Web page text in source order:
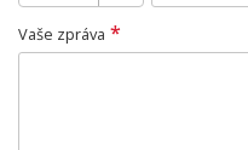
Vaše zpráva *